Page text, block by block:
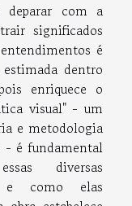
deparar com a
significados
é
dentro
enriquece o
visual" - um
e metodologia
- é fundamental
diversas
e como elas